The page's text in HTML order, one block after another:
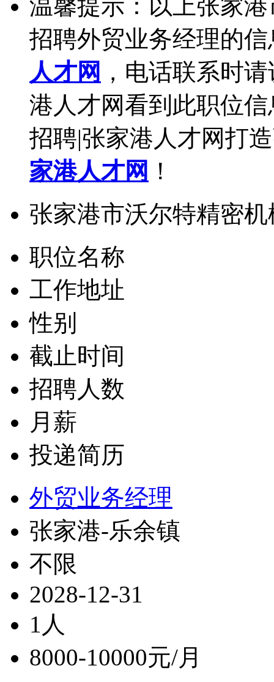
温馨提示：以上张家
招聘外贸业务经理的
人才网 ，电话联系时
港人才网看到此职位
招聘|张家港人才网打
家港人才网 ！
张家港市沃尔特精密
职位名称
工作地址
性别
截止时间
招聘人数
月薪
投递简历
外贸业务经理
张家港-乐余镇
不限
2028-12-31
1人
8000-10000元/月